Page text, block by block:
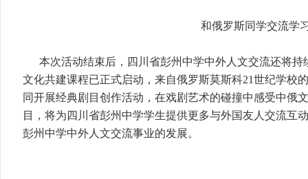
和俄罗斯同学交流学
本次活动结束后，四川省彭州中学中外人文交流还将持
文化共建课程已正式启动，来自俄罗斯莫斯科21世纪学校
同开展经典剧目创作活动，在戏剧艺术的碰撞中感受中俄
目，将为四川省彭州中学学生提供更多与外国友人交流互
彭州中学中外人文交流事业的发展。